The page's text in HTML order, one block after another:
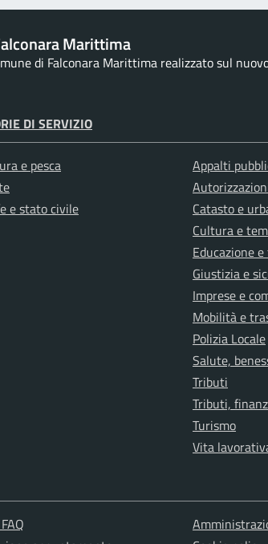
Marittima
di Falconara Marittima realizzato sul
DI SERVIZIO
e pesca
e stato civile
Appalti
Catasto e
Cultura e
Educazione
Giustizia e
Imprese e
Mobilità e
Polizia Locale
Salute,
Tributi
Tributi,
Turismo
Vita